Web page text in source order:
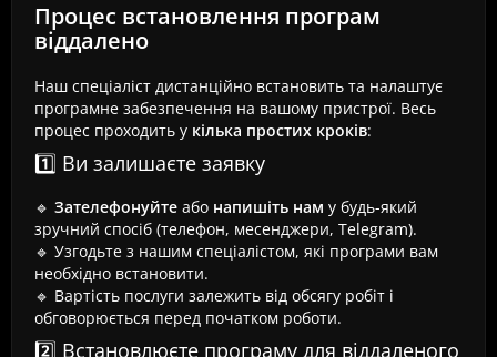
Процес встановлення програм
віддалено
Наш спеціаліст дистанційно встановить та налаштує
програмне забезпечення на вашому пристрої. Весь
процес проходить у кілька простих кроків:
1️⃣ Ви залишаєте заявку
🔹 Зателефонуйте або напишіть нам у будь-який
зручний спосіб (телефон, месенджери, Telegram).
🔹 Узгодьте з нашим спеціалістом, які програми вам
необхідно встановити.
🔹 Вартість послуги залежить від обсягу робіт і
обговорюється перед початком роботи.
2️⃣ Встановлюєте програму для віддаленого